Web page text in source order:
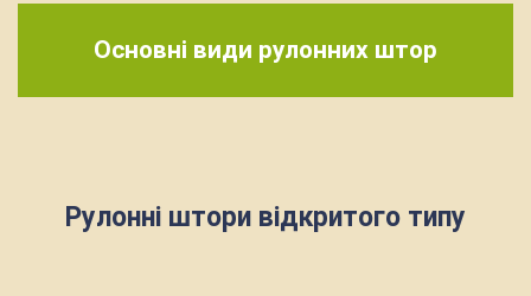
Основні види рулонних штор
Рулонні штори відкритого типу